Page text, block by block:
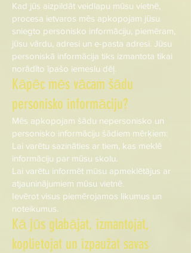
Kad jūs aizpildāt veidlapu mūsu vietnē,
procesa ietvaros mēs apkopojam jūsu
sniegto personisko informāciju, piemēram,
jūsu vārdu, adresi un e-pasta adresi. Jūsu
personiskā informācija tiks izmantota tikai
norādīto īpašo iemeslu dēļ.
Kāpēc mēs vācam šādu
personisko informāciju?
Mēs apkopojam šādu nepersonisko un
personisko informāciju šādiem mērķiem:
Lai varētu sazināties ar tiem, kas meklē
informāciju par mūsu skolu.
Lai varētu informēt mūsu apmeklētājus ar
atjauninājumiem mūsu vietnē.
Ievērot visus piemērojamos likumus un
noteikumus.
Kā jūs glabājat, izmantojat,
koplietojat un izpaužat savas